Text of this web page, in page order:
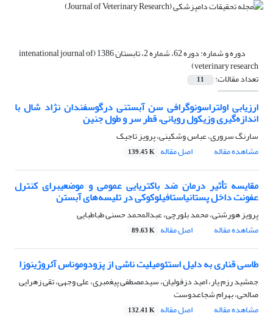
دوره و شماره: دوره 62، شماره 2، تابستان 1386 (intenational journal of
veterinary research)
تعداد مقالات: 11
ارزیابی اولتراسونوگرافی سن آبستنی درگوسفندان نژاد شال با
اندازه‌گیری وزیکول رویانی، قطر سر و طول جنین
سارنگ سروری، عباس وشکینی، پرویز تاجیک
مشاهده مقاله
اصل مقاله 139.45 K
مقایسه تأثیر درمان ضد باکتریایی عمومی و موضعیبرای کنترل
عفونت داخل پستانیاستافیلوکوکی در تلیسه‌های آبستن
پرویز هورشتی، محمد بلورچی، عبدالمحمد حسنی طباطبایی
مشاهده مقاله
اصل مقاله 89.63 K
‌طاسی قناری به دلیل استئومیلیت ناشی از پزودوموناس آئروژینوزا
جمشید رزم یار، امید دزفولیان، سیدمصطفی پیغمبری، علی وجهی، تقی زهرایی
صالحی، بهرام شجاعدوست
مشاهده مقاله
اصل مقاله 132.41 K